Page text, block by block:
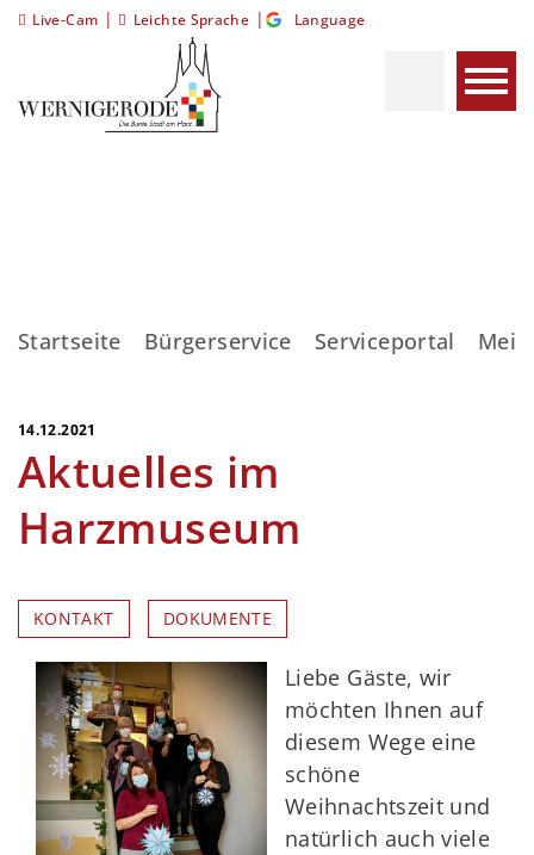
Live-Cam | Leichte Sprache | Language
Startseite Bürgerservice Serviceportal
14.12.2021
Aktuelles im
Harzmuseum
KONTAKT DOKUMENTE
Liebe Gäste, wir
möchten Ihnen auf
diesem Wege eine
schöne
Weihnachtszeit und
natürlich auch viele